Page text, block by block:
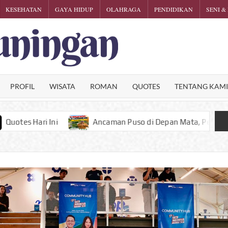
KESEHATAN GAYA HIDUP OLAHRAGA PENDIDIKAN SENI &
PROFIL WISATA ROMAN QUOTES TENTANG KAMI
Puso di Depan Mata, Petani Kuningan Dilarang Nekat